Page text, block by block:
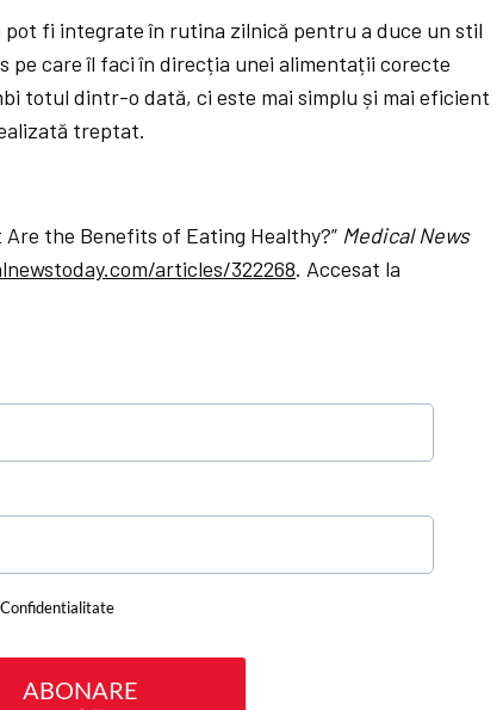
fi integrate în rutina zilnică pentru a duce un stil
pe care îl faci în direcția unei alimentații corecte
totul dintr-o dată, ci este mai simplu și mai eficient
treptat.
the Benefits of Eating Healthy?” Medical News
articles/322268. Accesat la